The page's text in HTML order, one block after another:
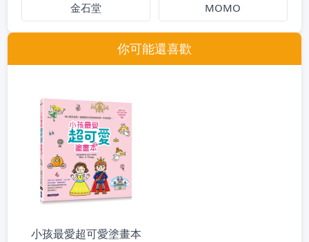
金石堂 MOMO
你可能還喜歡
小孩最愛超可愛塗畫本